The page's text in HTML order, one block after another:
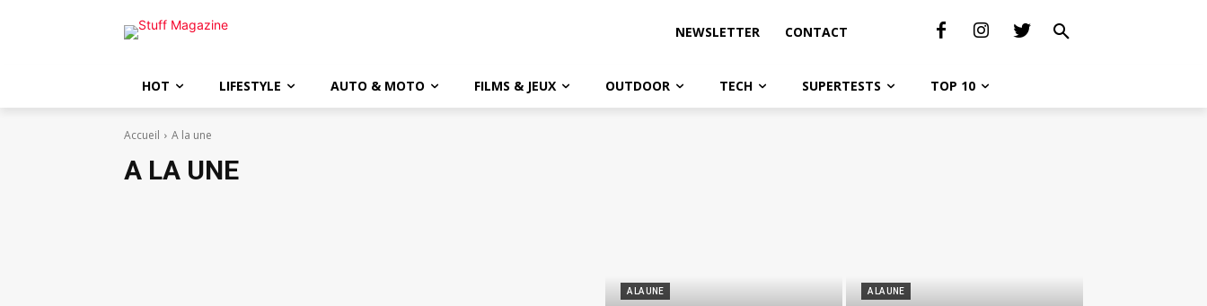
NEWSLETTER CONTACT
HOT LIFESTYLE AUTO & MOTO FILMS & JEUX OUTDOOR TECH SUPERTESTS TOP 10
Accueil A la une
A LA UNE
A LA UNE A LA UNE